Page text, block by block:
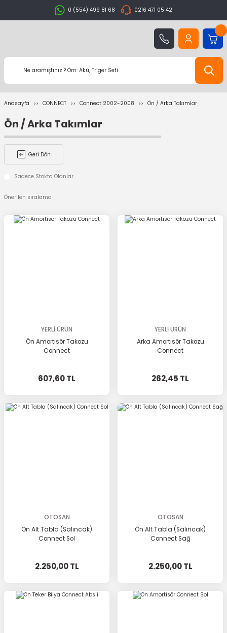
0 (554) 499 81 68 0216 471 05 42
Anasayfa CONNECT Connect 2002-2008 Ön / Arka Takımlar
Ön / Arka Takımlar
Geri Dön
Sadece Stokta Olanlar
YERLİ ÜRÜN
Ön Amortisör Takozu
Connect
607,60 TL
YERLİ ÜRÜN
Arka Amortisör Takozu
Connect
262,45 TL
OTOSAN
Ön Alt Tabla (Salıncak)
Connect Sol
2.250,00 TL
OTOSAN
Ön Alt Tabla (Salıncak)
Connect Sağ
2.250,00 TL